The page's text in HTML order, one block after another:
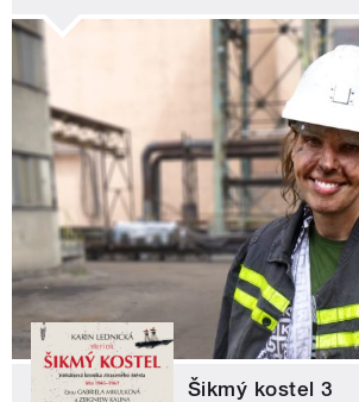
Šikmý kostel 3